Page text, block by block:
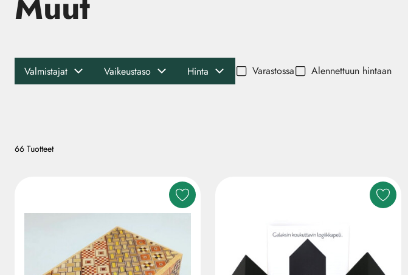
Valmistajat Vaikeustaso Hinta Varastossa Alennettuun hintaan
66 Tuotteet